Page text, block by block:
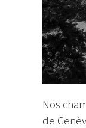
Nos
de